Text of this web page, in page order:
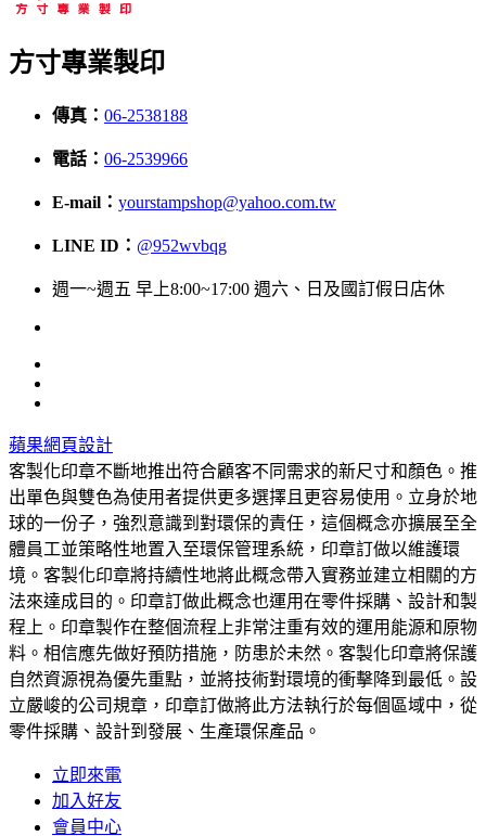
方寸專業製印
傳真： 06-2538188
電話： 06-2539966
E-mail： yourstampshop@yahoo.com.tw
LINE ID： @952wvbqg
週一~週五 早上8:00~17:00 週六、日及國訂假日店休
蘋果網頁設計
客製化印章不斷地推出符合顧客不同需求的新尺寸和顏色。推
出單色與雙色為使用者提供更多選擇且更容易使用。立身於地
球的一份子，強烈意識到對環保的責任，這個概念亦擴展至全
體員工並策略性地置入至環保管理系統，印章訂做以維護環
境。客製化印章將持續性地將此概念帶入實務並建立相關的方
法來達成目的。印章訂做此概念也運用在零件採購、設計和製
程上。印章製作在整個流程上非常注重有效的運用能源和原物
料。相信應先做好預防措施，防患於未然。客製化印章將保護
自然資源視為優先重點，並將技術對環境的衝擊降到最低。設
立嚴峻的公司規章，印章訂做將此方法執行於每個區域中，從
零件採購、設計到發展、生產環保產品。
立即來電
加入好友
會員中心